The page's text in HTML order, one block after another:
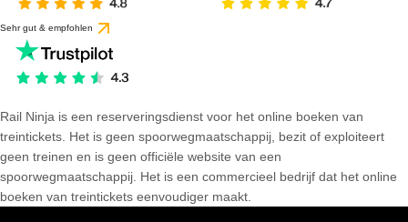
Sehr gut & empfohlen
Rail Ninja is een reserveringsdienst voor het online boeken van
treintickets. Het is geen spoorwegmaatschappij, bezit of exploiteert
geen treinen en is geen officiële website van een
spoorwegmaatschappij. Het is een commercieel bedrijf dat het online
boeken van treintickets eenvoudiger maakt.